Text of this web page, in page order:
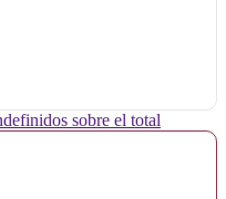
sobre el total